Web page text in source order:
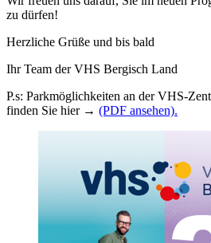
zu dürfen!
Herzliche Grüße und bis bald
Ihr Team der VHS Bergisch Land
P.s: Parkmöglichkeiten an der VHS-
finden Sie hier → (PDF ansehen).